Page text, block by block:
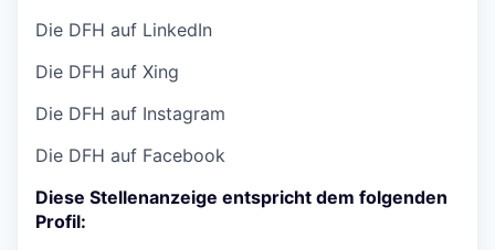
Die DFH auf LinkedIn
Die DFH auf Xing
Die DFH auf Instagram
Die DFH auf Facebook
Diese Stellenanzeige entspricht dem folgenden
Profil: